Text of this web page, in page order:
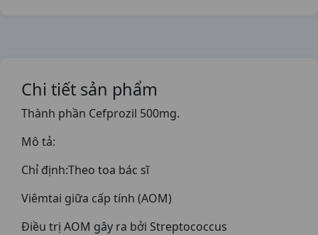
Chi tiết sản phẩm
Thành phần Cefprozil 500mg.
Mô tả:
Chỉ định:Theo toa bác sĩ
Viêmtai giữa cấp tính (AOM)
Điều trị AOM gây ra bởi Streptococcus